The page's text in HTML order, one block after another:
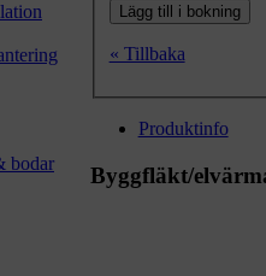
bodar
Lägg till i bokning
« Tillbaka
Produktinfo
Byggfläkt/